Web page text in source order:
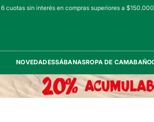
6 cuotas sin interés en compras superiores a $150.000
NOVEDADESSÁBANASROPA DE CAMABAÑO